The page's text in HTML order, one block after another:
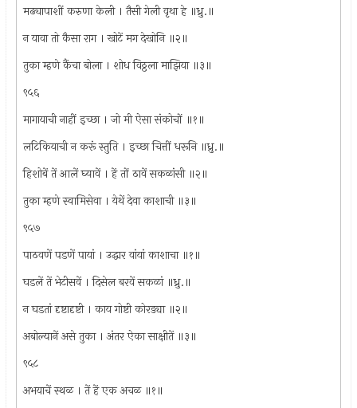
मढ्यापाशीं करुणा केली । तैसी गेली वृथा हे ॥ध्रु.॥
न यावा तो कैसा राग । खोटें मग देखोनि ॥२॥
तुका म्हणे कैंचा बोला । शोध विठ्ठला माझिया ॥३॥
९५६
मागायाची नाहीं इच्छा । जो मी ऐसा संकोचों ॥१॥
लटिकियाची न करूं स्तुति । इच्छा चित्तीं धरूनि ॥ध्रु.॥
हिशोबें तें आलें घ्यावें । हें तों ठावें सकळांसी ॥२॥
तुका म्हणे स्वामिसेवा । येथें देवा काशाची ॥३॥
९५७
पाठवणें पडणें पायां । उद्धार वांयां काशाचा ॥१॥
घडलें तें भेटीसवें । दिसेल बरवें सकळां ॥ध्रु.॥
न घडतां दृष्टादृष्टी । काय गोष्टी कोरड्या ॥२॥
अबोल्यानें असे तुका । अंतर ऐका साक्षीतें ॥३॥
९५८
अभयाचें स्थळ । तें हें एक अचळ ॥१॥